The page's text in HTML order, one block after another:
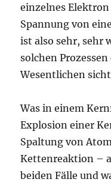
einzelnes
Spannung von
ist also sehr, sehr
solchen
Wesentlichen
Was in einem
Explosion einer
Spaltung von
Kettenreaktion –
beiden Fälle und